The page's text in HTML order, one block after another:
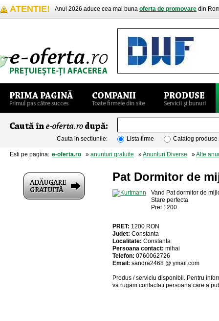
ATENTIE! Anul 2026 aduce cea mai buna oferta de promovare din
Cauta in sectiunile: Lista firme Catalog produse
Esti pe pagina: e-oferta.ro » anunturi gratuite »Anunturi Diverse »Alte
Pat Dormitor de
Vand Pat dormitor de
Stare perfecta
Pret 1200
PRET: 1200 RON
Judet: Constanta
Localitate: Constanta
Persoana contact: mihai
Telefon: 0760062726
Email: sandra2468 @ ymail.com
Produs / serviciu disponibil . Pentru
va rugam contactati persoana care a